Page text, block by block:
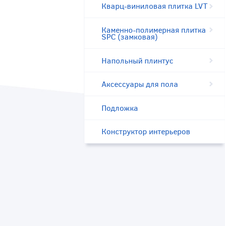
Кварц-виниловая плитка LVT
Каменно-полимерная плитка
SPC (замковая)
Напольный плинтус
Аксессуары для пола
Подложка
Конструктор интерьеров